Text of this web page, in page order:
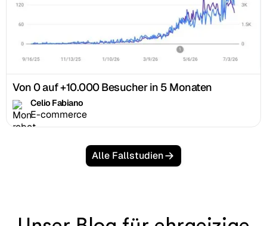
Von 0 auf +10.000 Besucher in 5 Monaten
Celio Fabiano
E-commerce
Alle Fallstudien